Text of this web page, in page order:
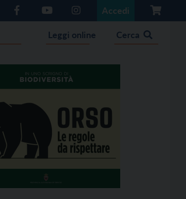
Accedi
Leggi online Cerca